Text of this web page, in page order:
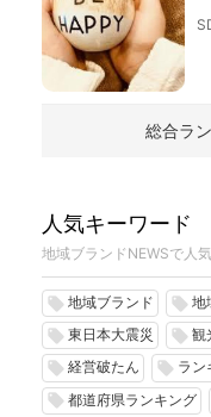
総合ラ
人気キーワード
地域ブランドNEWSで人
local_offer 地域ブランド local_offer 地
local_offer 東日本大震災 local_offer 観
local_offer 経営破たん local_offer ラン
local_offer 都道府県ランキング